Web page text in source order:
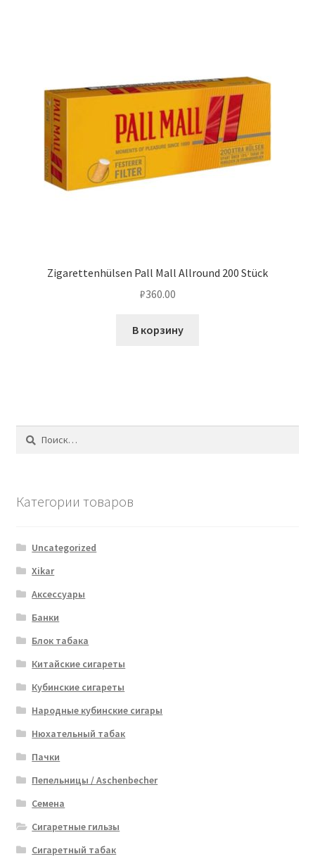
Zigarettenhülsen Pall Mall Allround 200 Stück
₽360.00
В корзину
Найти:
Категории товаров
Uncategorized
Xikar
Аксессуары
Банки
Блок табака
Китайские сигареты
Кубинские сигареты
Народные кубинские сигары
Нюхательный табак
Пачки
Пепельницы / Aschenbecher
Семена
Сигаретные гильзы
Сигаретный табак